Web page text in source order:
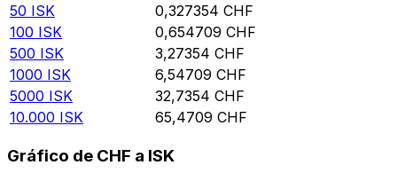
50 ISK 0,327354 CHF
100 ISK 0,654709 CHF
500 ISK 3,27354 CHF
1000 ISK 6,54709 CHF
5000 ISK 32,7354 CHF
10.000 ISK 65,4709 CHF
Gráfico de CHF a ISK